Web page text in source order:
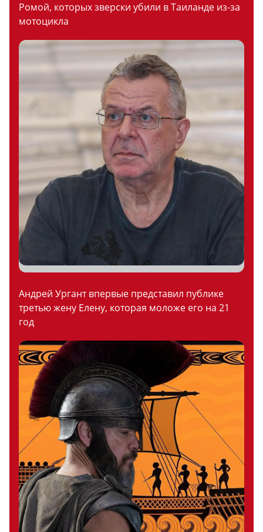
Ромой, которых зверски убили в Таиланде из-за
мотоцикла
Андрей Ургант впервые представил публике
третью жену Елену, которая моложе его на 21
год